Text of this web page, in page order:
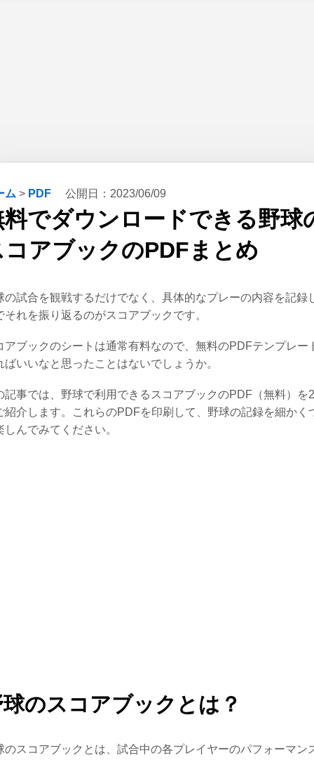
ム > PDF 公開日： 2023/06/09
料でダウンロードできる野球
コアブックのPDFまとめ
の試合を観戦するだけでなく、具体的なプレーの内容を記録
それを振り返るのがスコアブックです。
アブックのシートは通常有料なので、無料のPDFテンプレー
ばいいなと思ったことはないでしょうか。
記事では、野球で利用できるスコアブックのPDF（無料）を
紹介します。これらのPDFを印刷して、野球の記録を細かく
しんでみてください。
のスコアブックとは？
のスコアブックとは、試合中の各プレイヤーのパフォーマン